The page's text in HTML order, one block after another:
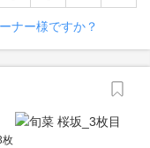
ナー様ですか？
枚